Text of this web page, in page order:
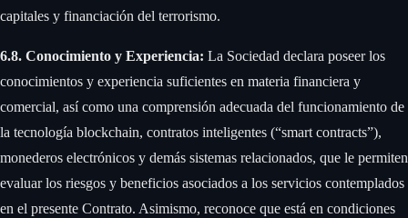
capitales y financiación del terrorismo. ‍
6.8. Conocimiento y Experiencia: La Sociedad declara poseer los
conocimientos y experiencia suficientes en materia financiera y
comercial, así como una comprensión adecuada del funcionamiento de
la tecnología blockchain, contratos inteligentes (“smart contracts”),
monederos electrónicos y demás sistemas relacionados, que le permiten
evaluar los riesgos y beneficios asociados a los servicios contemplados
en el presente Contrato. Asimismo, reconoce que está en condiciones